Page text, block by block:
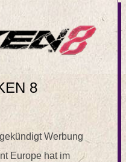
8
Werbung
Europe hat im